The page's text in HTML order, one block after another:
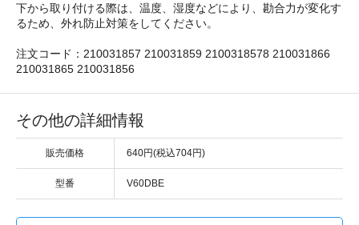
下から取り付ける際は、温度、湿度などにより、勘合力が変化す
るため、外れ防止対策をしてください。
注文コード：210031857 210031859 2100318578 210031866
210031865 210031856
その他の詳細情報
販売価格 640円(税込704円)
型番 V60DBE